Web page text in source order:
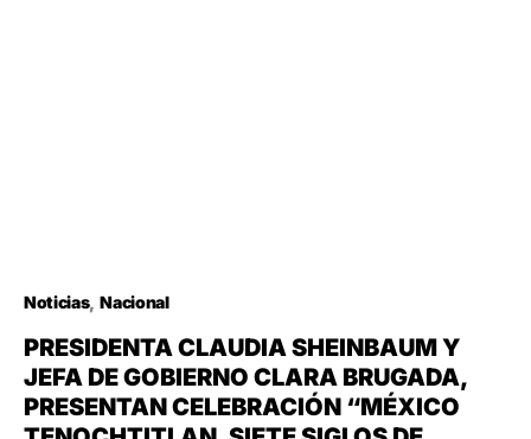
Noticias Nacional
PRESIDENTA CLAUDIA SHEINBAUM Y
JEFA DE GOBIERNO CLARA BRUGADA,
PRESENTAN CELEBRACIÓN “MÉXICO